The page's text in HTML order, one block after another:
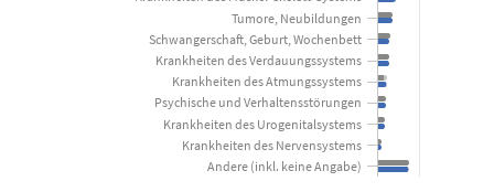
View as data table, Krankenhäuser: Austritte stationärer
The chart has 1 X axis displaying categories.
The chart has 1 Y axis displaying Anzahl Hospitalisierungen.
Tumore, Neubildungen
Schwangerschaft, Geburt, Wochenbett
Krankheiten des Verdauungssystems
Krankheiten des Atmungssystems
Psychische und Verhaltensstörungen
Krankheiten des Urogenitalsystems
Krankheiten des Nervensystems
Andere (inkl. keine Angabe)